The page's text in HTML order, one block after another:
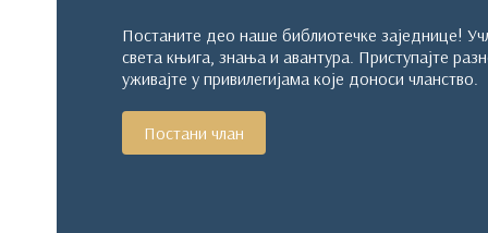
Постаните део наше библиотечке заједнице!
света књига, знања и авантура. Приступајте
уживајте у привилегијама које доноси чланство.
Постани члан